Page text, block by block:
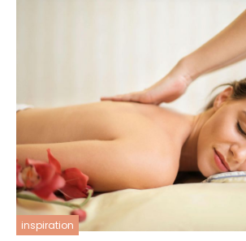
inspiration